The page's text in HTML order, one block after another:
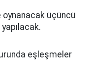
üçüncü
eşleşmeler